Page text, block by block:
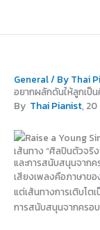
content
General/ By Thai
อยากผลักดันให้ลูกเป็
By Thai Pianist,
เส้นทาง “ศิลปินตัวจริ
และการสนับสนุนจากค
เสียงเพลงคือภาษาข
แต่เส้นทางการเติบโต
การสนับสนุนจากครอ